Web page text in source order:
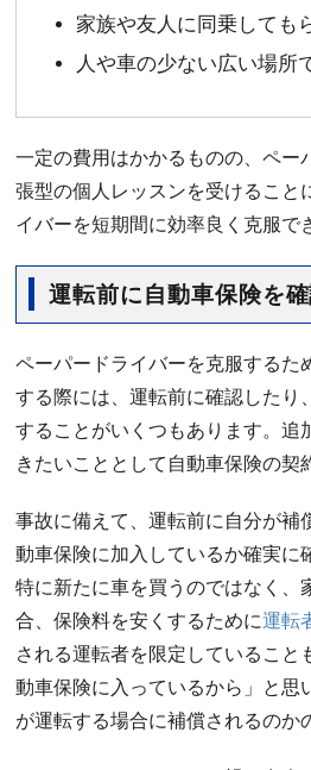
家族や友人に同乗しても
人や車の少ない広い場所
一定の費用はかかるものの、ペー
張型の個人レッスンを受けること
イバーを短期間に効率良く克服で
運転前に自動車保険を確
ペーパードライバーを克服するた
する際には、運転前に確認したり
することがいくつもあります。追
きたいこととして自動車保険の契
事故に備えて、運転前に自分が補
動車保険に加入しているか確実に
特に新たに車を買うのではなく、
合、保険料を安くするために運転
される運転者を限定していること
動車保険に入っているから」と思
が運転する場合に補償されるのか